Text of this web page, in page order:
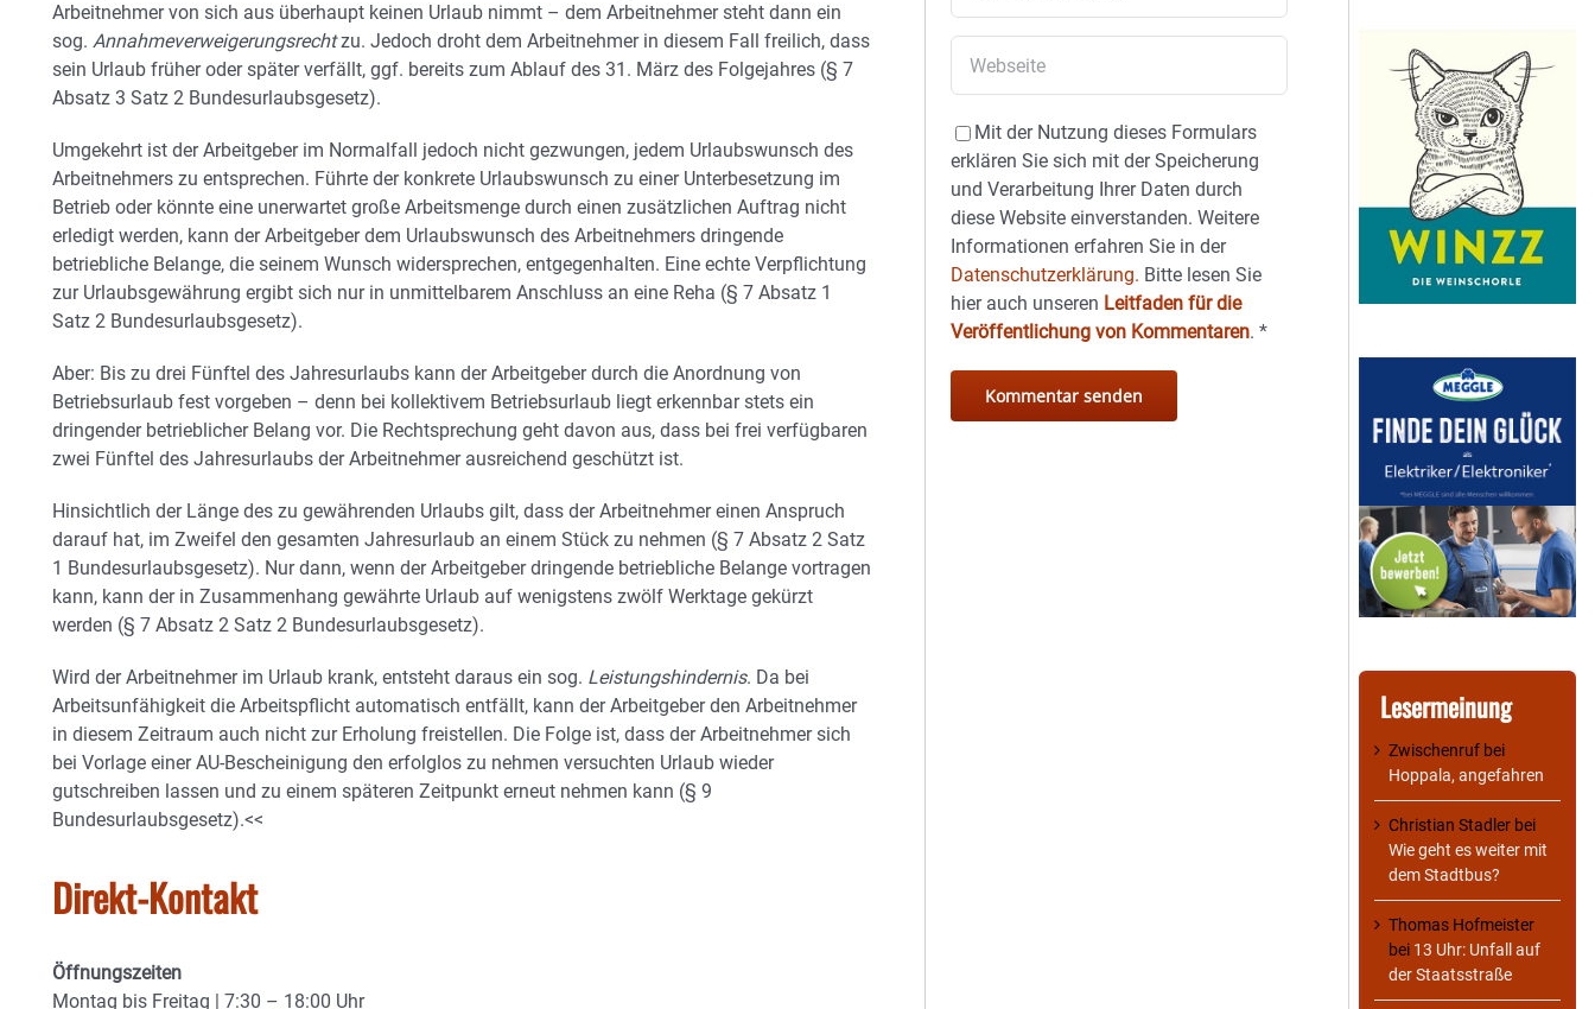
Arbeitnehmer von sich aus überhaupt keinen Urlaub nimmt – dem Arbeitnehmer steht dann ein
sog. Annahmeverweigerungsrechtzu. Jedoch droht dem Arbeitnehmer in diesem Fall freilich, dass
sein Urlaub früher oder später verfällt, ggf. bereits zum Ablauf des 31. März des Folgejahres (§ 7
Absatz 3 Satz 2 Bundesurlaubsgesetz).
Umgekehrt ist der Arbeitgeber im Normalfall jedoch nicht gezwungen, jedem Urlaubswunsch des
Arbeitnehmers zu entsprechen. Führte der konkrete Urlaubswunsch zu einer Unterbesetzung im
Betrieb oder könnte eine unerwartet große Arbeitsmenge durch einen zusätzlichen Auftrag nicht
erledigt werden, kann der Arbeitgeber dem Urlaubswunsch des Arbeitnehmers dringende
betriebliche Belange, die seinem Wunsch widersprechen, entgegenhalten. Eine echte Verpflichtung
zur Urlaubsgewährung ergibt sich nur in unmittelbarem Anschluss an eine Reha (§ 7 Absatz 1
Satz 2 Bundesurlaubsgesetz).
Aber: Bis zu drei Fünftel des Jahresurlaubs kann der Arbeitgeber durch die Anordnung von
Betriebsurlaub fest vorgeben – denn bei kollektivem Betriebsurlaub liegt erkennbar stets ein
dringender betrieblicher Belang vor. Die Rechtsprechung geht davon aus, dass bei frei verfügbaren
zwei Fünftel des Jahresurlaubs der Arbeitnehmer ausreichend geschützt ist.
Hinsichtlich der Länge des zu gewährenden Urlaubs gilt, dass der Arbeitnehmer einen Anspruch
darauf hat, im Zweifel den gesamten Jahresurlaub an einem Stück zu nehmen (§ 7 Absatz 2 Satz
1 Bundesurlaubsgesetz). Nur dann, wenn der Arbeitgeber dringende betriebliche Belange vortragen
kann, kann der in Zusammenhang gewährte Urlaub auf wenigstens zwölf Werktage gekürzt
werden (§ 7 Absatz 2 Satz 2 Bundesurlaubsgesetz).
Wird der Arbeitnehmer im Urlaub krank, entsteht daraus ein sog. Leistungshindernis. Da bei
Arbeitsunfähigkeit die Arbeitspflicht automatisch entfällt, kann der Arbeitgeber den Arbeitnehmer
in diesem Zeitraum auch nicht zur Erholung freistellen. Die Folge ist, dass der Arbeitnehmer sich
bei Vorlage einer AU-Bescheinigung den erfolglos zu nehmen versuchten Urlaub wieder
gutschreiben lassen und zu einem späteren Zeitpunkt erneut nehmen kann (§ 9
Bundesurlaubsgesetz).<<
Direkt-Kontakt
Öffnungs­zeiten
Montag bis Freitag | 7:30 – 18:00 Uhr
Mit der Nutzung dieses Formulars
erklären Sie sich mit der Speicherung
und Verarbeitung Ihrer Daten durch
diese Website einverstanden. Weitere
Informationen erfahren Sie in der
Datenschutzerklärung. Bitte lesen Sie
hier auch unseren Leitfaden für die
Veröffentlichung von Kommentaren.*
Lesermeinung
Zwischenruf bei
Hoppala, angefahren
Christian Stadler bei
Wie geht es weiter mit
dem Stadtbus?
Thomas Hofmeister
bei 13 Uhr: Unfall auf
der Staatsstraße